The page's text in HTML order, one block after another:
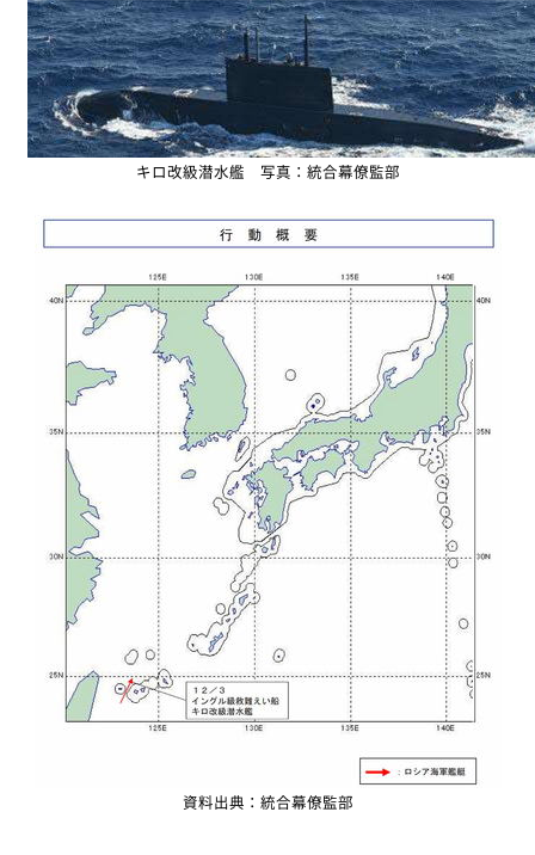
キロ改級潜水艦 写真：統合幕僚監部
資料出典：統合幕僚監部